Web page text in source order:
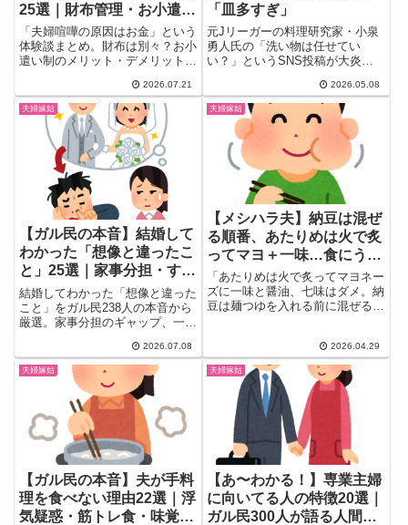
25選｜財布管理・お小遣い
制のリアル
「夫婦喧嘩の原因はお金」という
体験談まとめ。財布は別々？お小
遣い制のメリット・デメリット、
お金がなくても喧嘩しない夫婦に
共通する価値観まで、ガル民のリ
アルな本音を25個厳選して紹介
します。同じ悩みを抱える人は必
見の実例集です。
2026.07.21
「皿多すぎ」
元Jリーガーの料理研究家・小泉
勇人氏の「洗い物は任せてい
い？」というSNS投稿が大炎上
2026.05.08
夫婦嫁姑
【ガル民の本音】結婚して
わかった「想像と違ったこ
と」25選｜家事分担・すれ
違い・義実家のリアル
結婚してわかった「想像と違った
こと」をガル民238人の本音から
厳選。家事分担のギャップ、一緒
合いのリアル、話し合いのすれ違
いから、想像より良かった本音ま
で。既婚女性のリアルな結婚生活
がわかる体験談まとめです。
2026.07.08
夫婦嫁姑
【メシハラ夫】納豆は混ぜ
る順番、あたりめは火で炙
ってマヨ＋一味…食にうる
さい夫との付き合い方
「あたりめは火で炙ってマヨネー
ズに一味と醤油、七味はダメ。納
豆は麺つゆを入れる前に混ぜる
2026.04.29
夫婦嫁姑
【ガル民の本音】夫が手料
理を食べない理由22選｜浮
気疑惑・筋トレ食・味覚の
夫婦嫁姑
【あ〜わかる！】専業主婦
に向いてる人の特徴20選｜
ガル民300人が語る人間関